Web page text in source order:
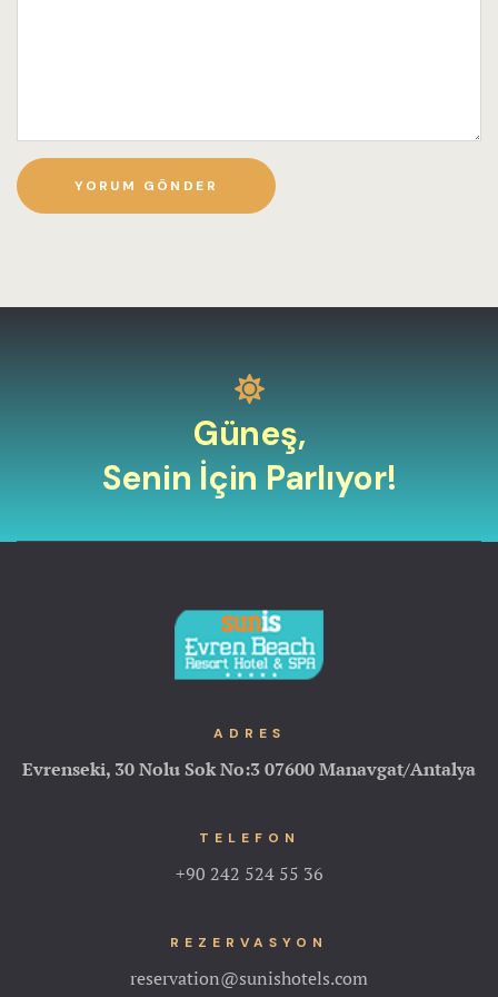
Güneş,
Senin İçin Parlıyor!
ADRES
Evrenseki, 30 Nolu Sok No:307600 Manavgat/Antalya
TELEFON
+90 242 524 55 36
REZERVASYON
reservation@sunishotels.com